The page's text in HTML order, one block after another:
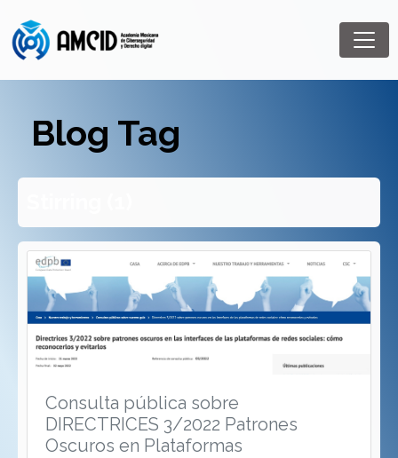
Blog Tag
Consulta pública sobre
DIRECTRICES 3/2022 Patrones
Oscuros en Plataformas